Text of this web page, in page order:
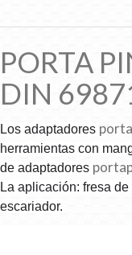
PORTA
DIN
Los adaptadores
herramientas con
de adaptadores
La aplicación: fresa
escariador.